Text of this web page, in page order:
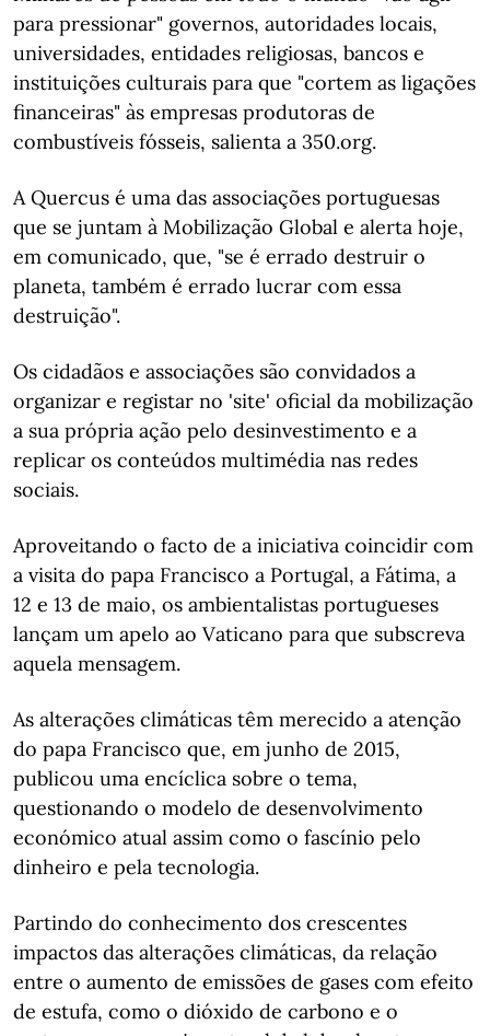
para pressionar" governos, autoridades locais,
universidades, entidades religiosas, bancos e
instituições culturais para que "cortem as ligações
financeiras" às empresas produtoras de
combustíveis fósseis, salienta a 350.org.
A Quercus é uma das associações portuguesas
que se juntam à Mobilização Global e alerta hoje,
em comunicado, que, "se é errado destruir o
planeta, também é errado lucrar com essa
destruição".
Os cidadãos e associações são convidados a
organizar e registar no 'site' oficial da mobilização
a sua própria ação pelo desinvestimento e a
replicar os conteúdos multimédia nas redes
sociais.
Aproveitando o facto de a iniciativa coincidir com
a visita do papa Francisco a Portugal, a Fátima, a
12 e 13 de maio, os ambientalistas portugueses
lançam um apelo ao Vaticano para que subscreva
aquela mensagem.
As alterações climáticas têm merecido a atenção
do papa Francisco que, em junho de 2015,
publicou uma encíclica sobre o tema,
questionando o modelo de desenvolvimento
económico atual assim como o fascínio pelo
dinheiro e pela tecnologia.
Partindo do conhecimento dos crescentes
impactos das alterações climáticas, da relação
entre o aumento de emissões de gases com efeito
de estufa, como o dióxido de carbono e o